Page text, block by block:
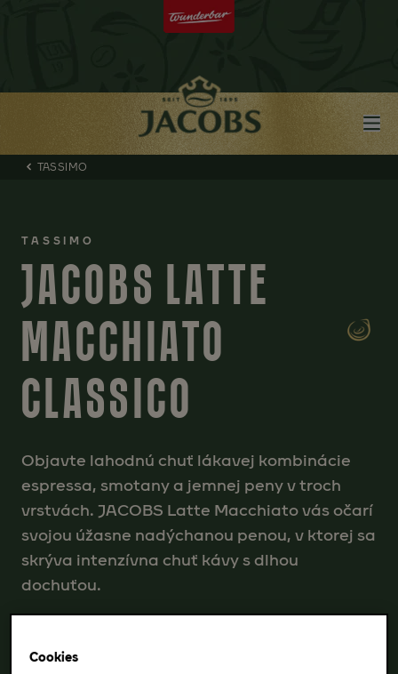
TASSIMO
TASSIMO
JACOBS LATTE
MACCHIATO
CLASSICO
Objavte lahodnú chuť lákavej kombinácie
espressa, smotany a jemnej peny v troch
vrstvách. JACOBS Latte Macchiato vás očarí
svojou úžasne nadýchanou penou, v ktorej sa
skrýva intenzívna chuť kávy s dlhou
dochuťou.
DISCy Jacobs Latte Macchiato a váš kávovar
Cookies